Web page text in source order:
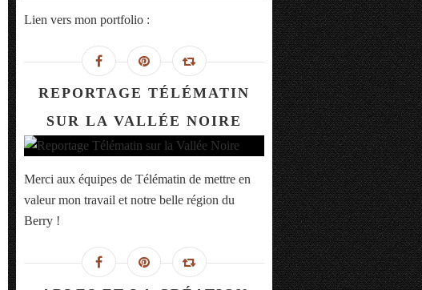
Lien vers mon portfolio :
REPORTAGE TÉLÉMATIN
SUR LA VALLÉE NOIRE
Merci aux équipes de Télématin de mettre en
valeur mon travail et notre belle région du
Berry !